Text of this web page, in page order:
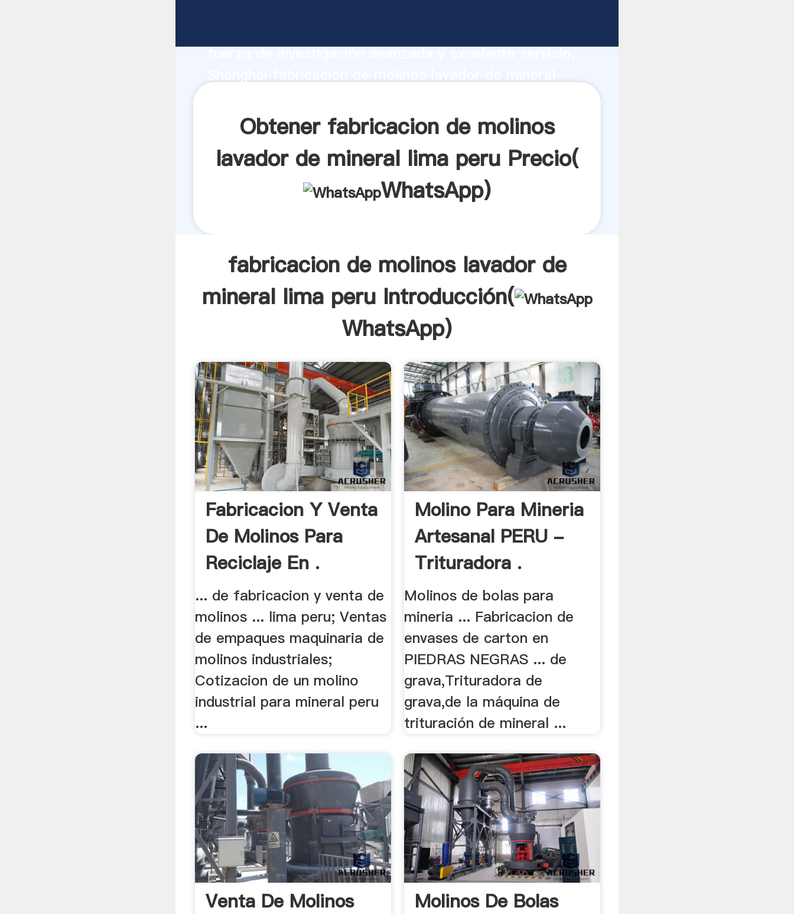
todos los clientes.
Obtener fabricacion de molinos
lavador de mineral lima peru Precio(
WhatsApp)
fabricacion de molinos lavador de
mineral lima peru Introducción(
WhatsApp)
Fabricacion Y Venta
De Molinos Para
Reciclaje En .
... de fabricacion y venta de
molinos ... lima peru; Ventas
de empaques maquinaria de
molinos industriales;
Cotizacion de un molino
industrial para mineral peru
...
Molino Para Mineria
Artesanal PERU -
Trituradora .
Molinos de bolas para
mineria ... Fabricacion de
envases de carton en
PIEDRAS NEGRAS ... de
grava,Trituradora de
grava,de la máquina de
trituración de mineral ...
Venta De Molinos
Molinos De Bolas